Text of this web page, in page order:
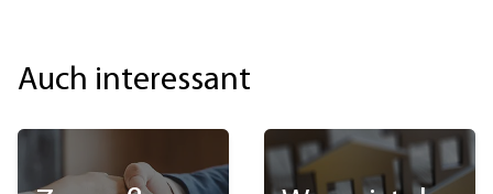
Auch interessant